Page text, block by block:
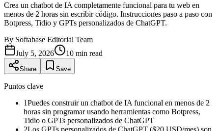
Crea un chatbot de IA completamente funcional para tu web en
menos de 2 horas sin escribir código. Instrucciones paso a paso con
Botpress, Tidio y GPTs personalizados de ChatGPT.
By Softabase Editorial Team
July 5, 2026
10 min read
Share Save
Puntos clave
1Puedes construir un chatbot de IA funcional en menos de 2
horas sin programar usando herramientas como Botpress,
Tidio o GPTs personalizados de ChatGPT
2Los GPTs personalizados de ChatGPT ($20 USD/mes) son